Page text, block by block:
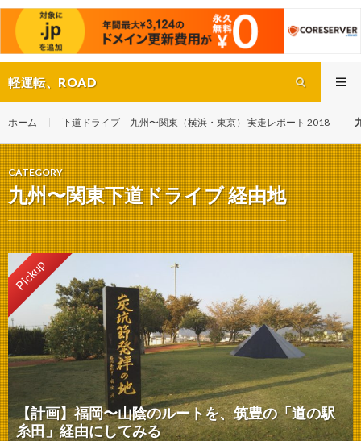
軽運転、ROAD
ホーム 下道ドライブ 九州〜関東（横浜・東京） 実走レポート 2018
CATEGORY
九州〜関東下道ドライブ 経由地
Pickup
【計画】福岡〜山陰のルートを、筑豊の「道の駅
糸田」経由にしてみる